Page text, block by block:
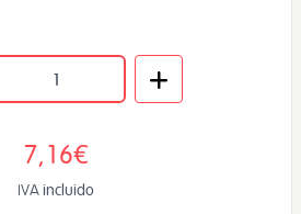
7,16€
IVA incluido